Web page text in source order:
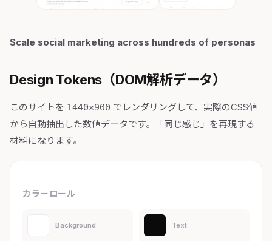
Scale social marketing across hundreds of personas
Design Tokens（DOM解析データ）
このサイトを 1440×900 でレンダリングして、実際のCSS値
から自動抽出した数値データです。「同じ感じ」を再現する
材料になります。
カラーロール
Background Text